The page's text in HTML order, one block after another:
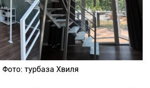
Фото: турбаза Хвиля